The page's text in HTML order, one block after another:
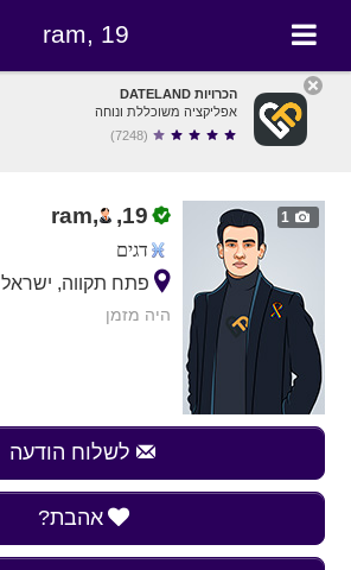
ram, 19
הכרויות DATELAND
אפליקציה משוכללת ונוחה
(7248)
1
ram, ,19
דגים
פתח תקווה, ישראל
היה מזמן
לשלוח הודעה
אהבת?